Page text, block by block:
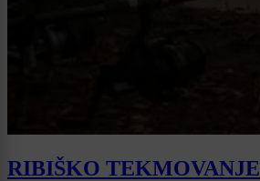
RIBIŠKO TEKMOVANJE